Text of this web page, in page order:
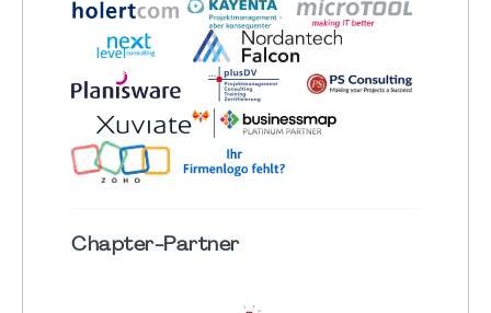
Chapter-Partner